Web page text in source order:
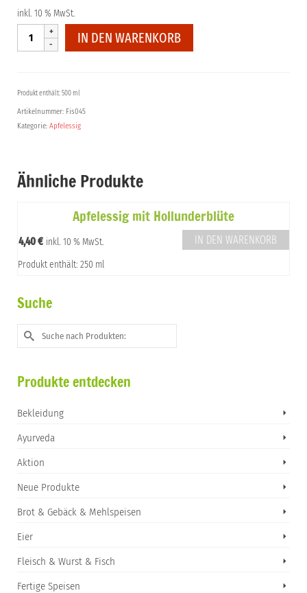
inkl. 10 % MwSt.
Apfelessig
Lindner
Menge
IN DEN WARENKORB
Produkt enthält: 500 ml
Artikelnummer: Fis045
Kategorie: Apfelessig
Ähnliche Produkte
Apfelessig mit Hollunderblüte
4,40€ inkl. 10 % MwSt.
Produkt enthält: 250 ml
IN DEN WARENKORB
Suche
Suche
nach:
Produkte entdecken
Bekleidung
Ayurveda
Aktion
Neue Produkte
Brot & Gebäck & Mehlspeisen
Eier
Fleisch & Wurst & Fisch
Fertige Speisen